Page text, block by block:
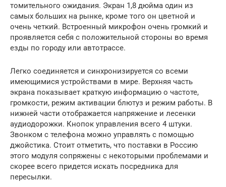
томительного ожидания. Экран 1,8 дюйма один из
самых больших на рынке, кроме того он цветной и
очень четкий. Встроенный микрофон очень громкий и
проявляется себя с положительной стороны во время
езды по городу или автотрассе.
Легко соединяется и синхронизируется со всеми
имеющимися устройствами в мире. Верхняя часть
экрана показывает краткую информацию о частоте,
громкости, режим активации блютуз и режим работы. В
нижней части отображается напряжение и лесенки
аудиодорожки. Кнопок управления всего 4 штуки.
Звонком с телефона можно управлять с помощью
джойстика. Стоит отметить, что поставки в Россию
этого модуля сопряжены с некоторыми проблемами и
скорее всего придется искать посредника для
пересылки.